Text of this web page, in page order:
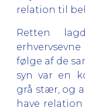
relation til
Retten
følge af de
syn var en
grå stær, og
have